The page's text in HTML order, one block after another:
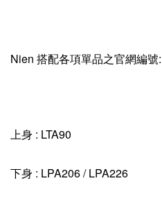
Nien 搭配各項單品之官網編號:
上身 : LTA90
下身 : LPA206 / LPA226